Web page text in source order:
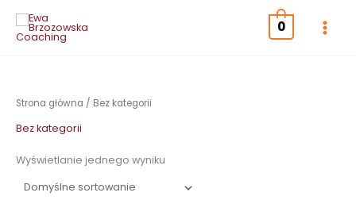
treści
0
Strona główna / Bez kategorii
Bez kategorii
Wyświetlanie jednego wyniku